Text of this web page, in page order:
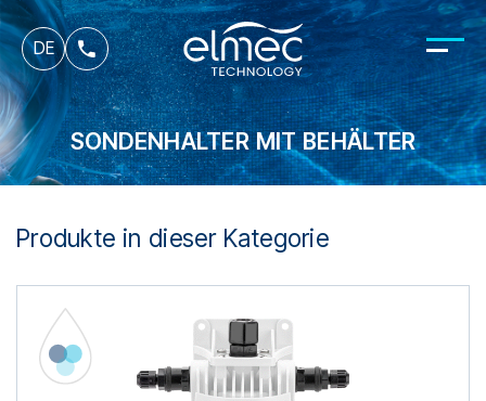
DE
fr
it
SONDENHALTER MIT BEHÄLTER
Produkte in dieser Kategorie